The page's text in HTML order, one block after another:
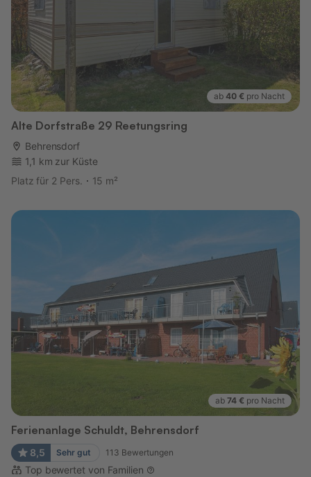
ab 40 € pro Nacht
Alte Dorfstraße 29 Reetungsring
Behrensdorf
1,1 km zur Küste
Platz für 2 Pers.
15 m²
ab 74 € pro Nacht
Ferienanlage Schuldt, Behrensdorf
8,5 Sehr gut 113 Bewertungen
Top bewertet von Familien